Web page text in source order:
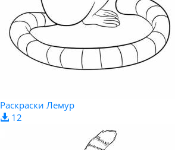
Раскраски Лемур
12